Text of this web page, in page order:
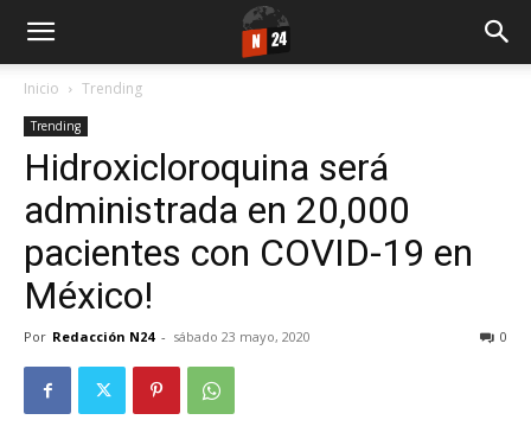
Inicio Trending
Trending
Hidroxicloroquina será
administrada en 20,000
pacientes con COVID-19 en
México!
Por Redacción N24 - sábado 23 mayo, 2020 0